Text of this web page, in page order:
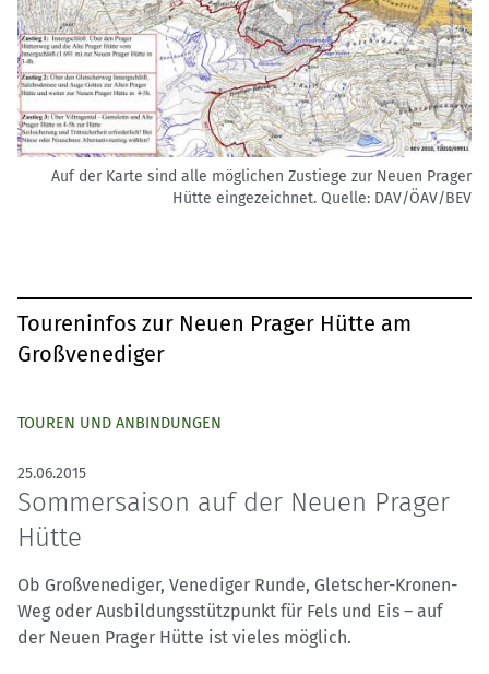
Auf der Karte sind alle möglichen Zustiege zur Neuen Prager
Hütte eingezeichnet. Quelle: DAV/ÖAV/BEV
Toureninfos zur Neuen Prager Hütte am
Großvenediger
TOUREN UND ANBINDUNGEN
25.06.2015
Sommersaison auf der Neuen Prager
Hütte
Ob Großvenediger, Venediger Runde, Gletscher-Kronen-
Weg oder Ausbildungsstützpunkt für Fels und Eis – auf
der Neuen Prager Hütte ist vieles möglich.